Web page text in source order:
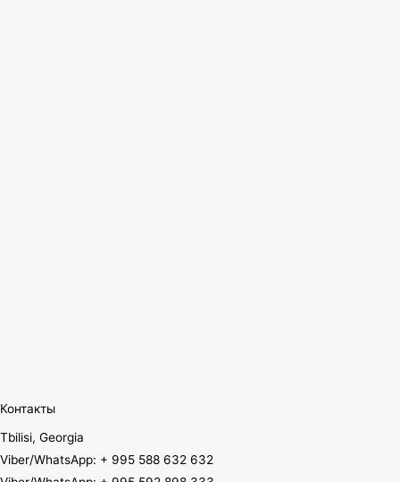
Контакты
Tbilisi, Georgia
Viber/WhatsApp: + 995 588 632 632